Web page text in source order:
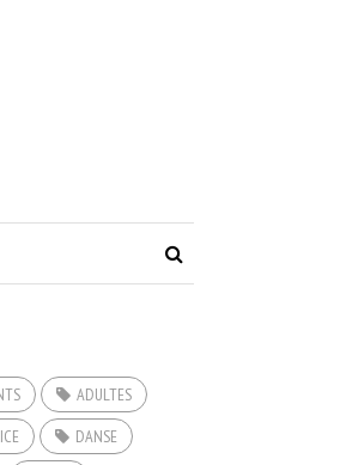
ADULTES
DANSE